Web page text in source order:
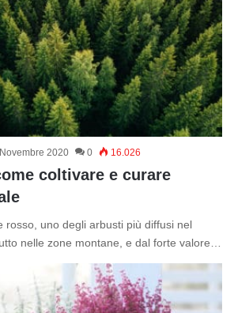
2020 0 16.026
coltivare e curare
rosso, uno degli arbusti più diffusi nel
nelle zone montane, e dal forte valore…